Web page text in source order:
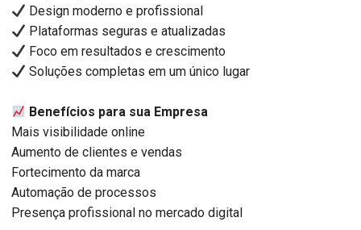
Design moderno e profissional
Plataformas seguras e atualizadas
Foco em resultados e crescimento
Soluções completas em um único lugar
Benefícios para sua Empresa
Mais visibilidade online
Aumento de clientes e vendas
Fortecimento da marca
Automação de processos
Presença profissional no mercado digital